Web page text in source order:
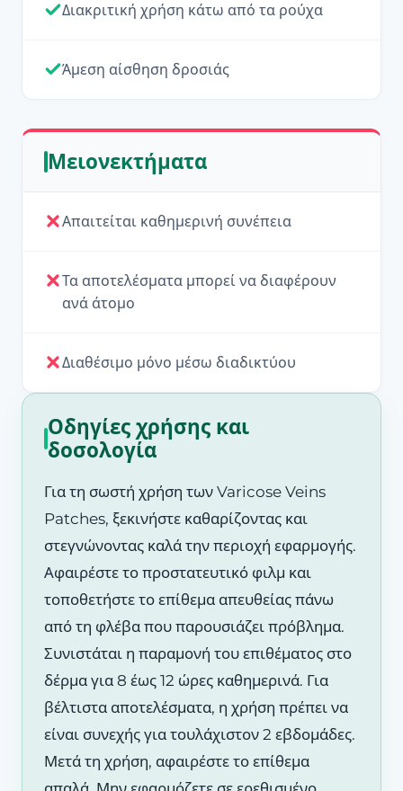
Διακριτική χρήση κάτω από τα ρούχα
Άμεση αίσθηση δροσιάς
Μειονεκτήματα
Απαιτείται καθημερινή συνέπεια
Τα αποτελέσματα μπορεί να διαφέρουν
ανά άτομο
Διαθέσιμο μόνο μέσω διαδικτύου
Οδηγίες χρήσης και
δοσολογία
Για τη σωστή χρήση των Varicose Veins
Patches, ξεκινήστε καθαρίζοντας και
στεγνώνοντας καλά την περιοχή εφαρμογής.
Αφαιρέστε το προστατευτικό φιλμ και
τοποθετήστε το επίθεμα απευθείας πάνω
από τη φλέβα που παρουσιάζει πρόβλημα.
Συνιστάται η παραμονή του επιθέματος στο
δέρμα για 8 έως 12 ώρες καθημερινά. Για
βέλτιστα αποτελέσματα, η χρήση πρέπει να
είναι συνεχής για τουλάχιστον 2 εβδομάδες.
Μετά τη χρήση, αφαιρέστε το επίθεμα